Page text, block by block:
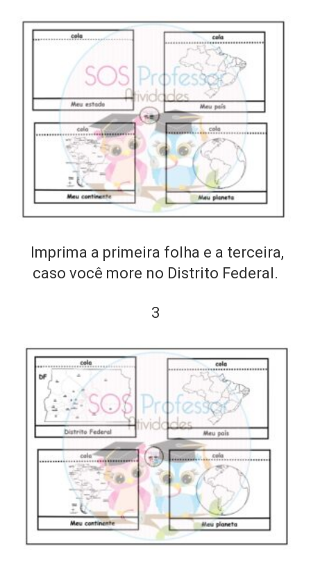
Imprima a primeira folha e a terceira,
caso você more no Distrito Federal.
3